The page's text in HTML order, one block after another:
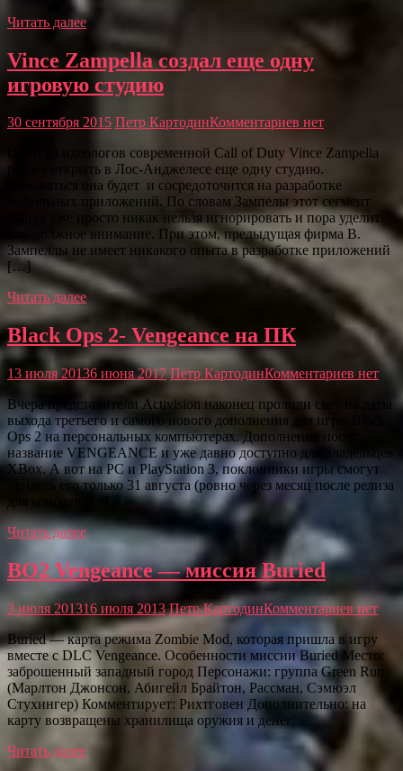
Читать далее
Vince Zampella создал еще одну
игровую студию
30 сентября 2015 Петр КартодинКомментариев нет
Один из идеологов современной Call of Duty Vince Zampella
решил открыть в Лос-Анджелесе еще одну студию.
Называться она будет и сосредоточится на разработке
мобильных приложений. По словам Зампелы этот сегмент
рынка уже просто никак нельзя игнорировать и пора уделить
ему должное внимание. При этом, предыдущая фирма В.
Зампеллы не имеет никакого опыта в разработке приложений
[…]
Читать далее
Black Ops 2- Vengeance на ПК
13 июля 20136 июня 2017 Петр КартодинКомментариев нет
Вчера представители Activision наконец пролили свет на даты
выхода третьего и самого нового дополнения для игры Black
Ops 2 на персональных компьютерах. Дополнение носит
название VENGEANCE и уже давно доступно для владельцев
XBox. А вот на PC и PlayStation 3, поклонники игры смогут
увидеть его только 31 августа (ровно через месяц после релиза
Читать далее
BO2 Vengeance — миссия Buried
3 июля 201316 июля 2013 Петр КартодинКомментариев нет
Buried — карта режима Zombie Mod, которая пришла в игру
вместе с DLC Vengeance. Особенности миссии Buried Место:
заброшенный западный город Персонажи: группа Green Run
(Марлтон Джонсон, Абигейл Брайтон, Рассман, Cэмюэл
Стухингер) Комментирует: Рихтговен Дополнительно: на
карту возвращены хранилища оружия и денег.
Читать далее